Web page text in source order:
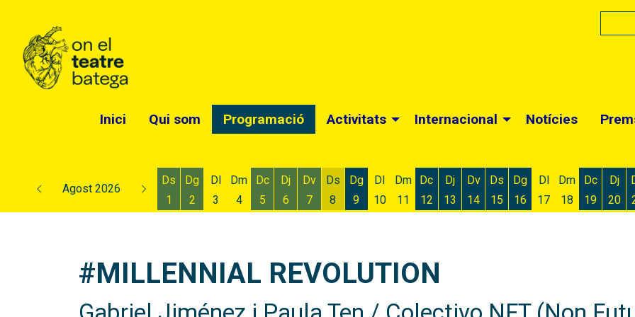
Inici Qui som Programació Activitats Internacional Notícies
Agost 2026
Ds
1
Dg
2
Dl
3
Dm
4
Dc
5
Dj
6
Dv
7
Ds
8
Dg
9
Dl
10
Dm
11
Dc
12
Dj
13
Dv
14
Ds
15
Dg
16
Dl
17
Dm
18
Dc
19
Dj
20
#MILLENNIAL REVOLUTION